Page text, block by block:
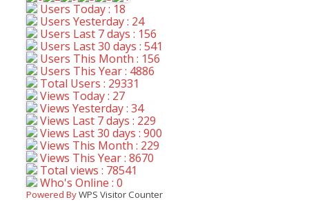
Users Today : 18
Users Yesterday : 24
Users Last 7 days : 156
Users Last 30 days : 541
Users This Month : 156
Users This Year : 4886
Total Users : 29331
Views Today : 27
Views Yesterday : 34
Views Last 7 days : 229
Views Last 30 days : 900
Views This Month : 229
Views This Year : 8670
Total views : 78541
Who's Online : 0
Powered ByWPS Visitor Counter